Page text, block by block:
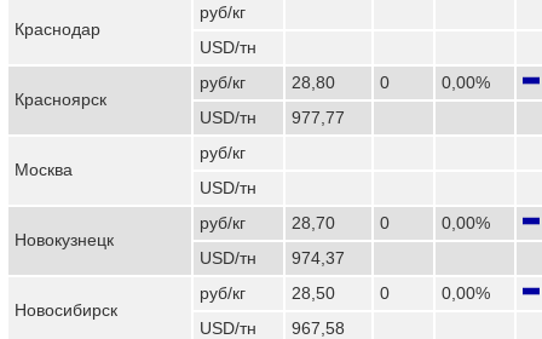
Краснодар
руб/кг
USD/тн
Красноярск
руб/кг 28,80 0
0,00%
USD/тн
977,77
Москва
руб/кг
USD/тн
Новокузнецк
руб/кг 28,70 0
0,00%
USD/тн
974,37
Новосибирск
руб/кг 28,50 0
0,00%
USD/тн
967,58